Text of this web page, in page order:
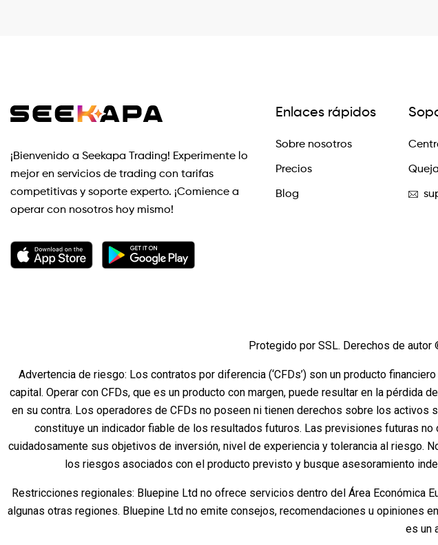
¡Bienvenido a Seekapa Trading! Experimente lo
mejor en servicios de trading con tarifas
competitivas y soporte experto. ¡Comience a
operar con nosotros hoy mismo!
Enlaces rápidos
Sobre nosotros
Precios
Blog
Protegido por SSL. Derechos de
Advertencia de riesgo: Los contratos por diferencia (‘CFDs’) son un producto
capital. Operar con CFDs, que es un producto con margen, puede resultar en la pérdida
en su contra. Los operadores de CFDs no poseen ni tienen derechos sobre los
constituye un indicador fiable de los resultados futuros. Las previsiones futuras
cuidadosamente sus objetivos de inversión, nivel de experiencia y tolerancia al riesgo.
los riesgos asociados con el producto previsto y busque asesoramiento
Restricciones regionales: Bluepine Ltd no ofrece servicios dentro del Área Económica
algunas otras regiones. Bluepine Ltd no emite consejos, recomendaciones u opiniones
es un